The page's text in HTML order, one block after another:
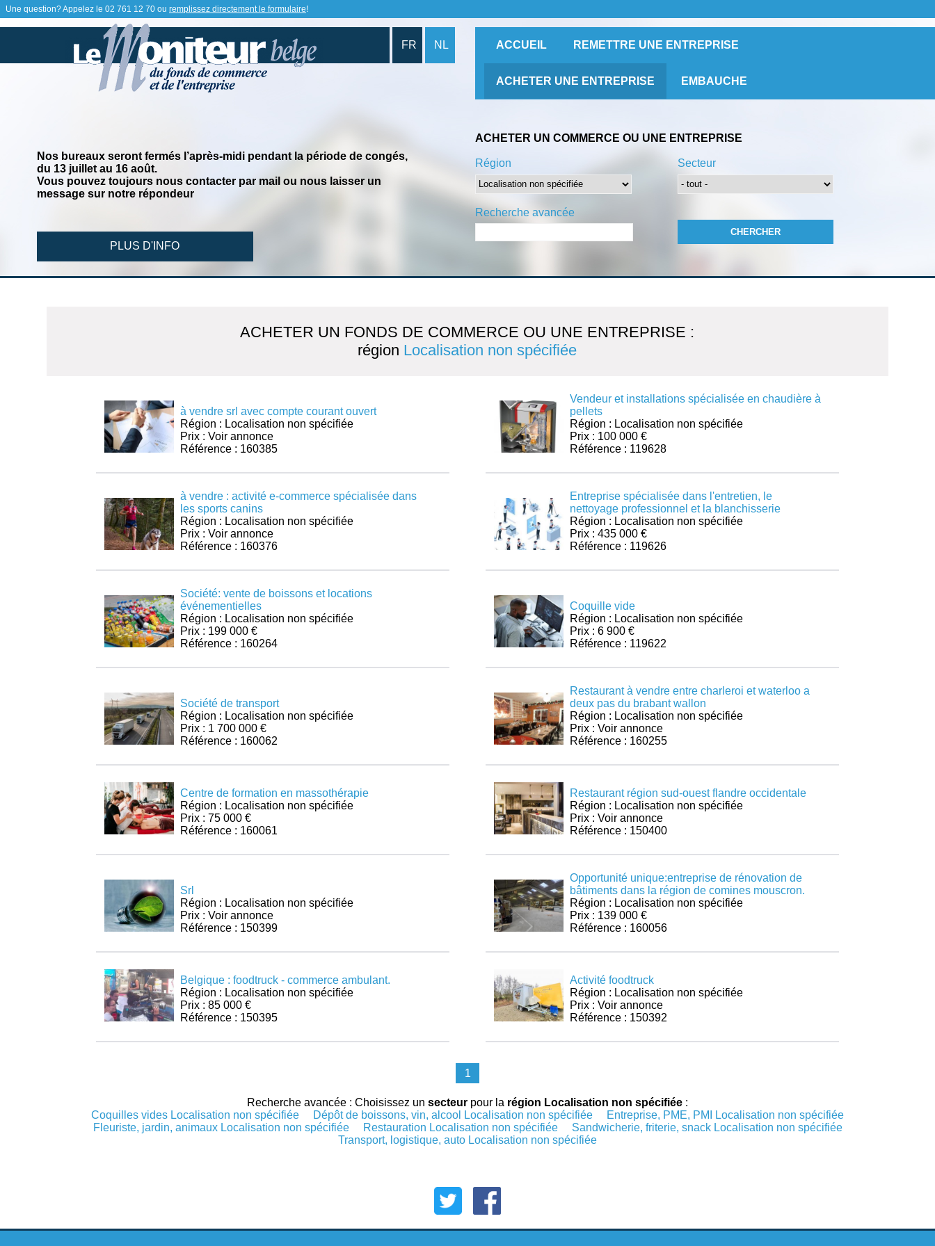
Une question? Appelez le 02 761 12 70 ou remplissez directement le formulaire!
FR NL ACCUEIL REMETTRE UNE ENTREPRISE
ACHETER UNE ENTREPRISE EMBAUCHE
Nos bureaux seront fermés l’après-midi pendant la période de congés,
du 13 juillet au 16 août.
Vous pouvez toujours nous contacter par mail ou nous laisser un
message sur notre répondeur
PLUS D'INFO
ACHETER UN COMMERCE OU UNE ENTREPRISE
Région
Recherche avancée
Secteur
ACHETER UN FONDS DE COMMERCE OU UNE ENTREPRISE :
région Localisation non spécifiée
à vendre srl avec compte courant ouvert
Région : Localisation non spécifiée
Prix : Voir annonce
Référence : 160385
Vendeur et installations spécialisée en chaudière à
pellets
Région : Localisation non spécifiée
Prix : 100 000 €
Référence : 119628
à vendre : activité e-commerce spécialisée dans
les sports canins
Région : Localisation non spécifiée
Prix : Voir annonce
Référence : 160376
Entreprise spécialisée dans l'entretien, le
nettoyage professionnel et la blanchisserie
Région : Localisation non spécifiée
Prix : 435 000 €
Référence : 119626
Société: vente de boissons et locations
événementielles
Région : Localisation non spécifiée
Prix : 199 000 €
Référence : 160264
Coquille vide
Région : Localisation non spécifiée
Prix : 6 900 €
Référence : 119622
Société de transport
Région : Localisation non spécifiée
Prix : 1 700 000 €
Référence : 160062
Restaurant à vendre entre charleroi et waterloo a
deux pas du brabant wallon
Région : Localisation non spécifiée
Prix : Voir annonce
Référence : 160255
Centre de formation en massothérapie
Région : Localisation non spécifiée
Prix : 75 000 €
Référence : 160061
Restaurant région sud-ouest flandre occidentale
Région : Localisation non spécifiée
Prix : Voir annonce
Référence : 150400
Srl
Région : Localisation non spécifiée
Prix : Voir annonce
Référence : 150399
Opportunité unique:entreprise de rénovation de
bâtiments dans la région de comines mouscron.
Région : Localisation non spécifiée
Prix : 139 000 €
Référence : 160056
Belgique : foodtruck - commerce ambulant.
Région : Localisation non spécifiée
Prix : 85 000 €
Référence : 150395
Activité foodtruck
Région : Localisation non spécifiée
Prix : Voir annonce
Référence : 150392
1
Recherche avancée : Choisissez un secteur pour la région Localisation non spécifiée :
Coquilles vides Localisation non spécifiée
Dépôt de boissons, vin, alcool Localisation non spécifiée
Entreprise, PME, PMI Localisation non spécifiée
Fleuriste, jardin, animaux Localisation non spécifiée
Restauration Localisation non spécifiée
Sandwicherie, friterie, snack Localisation non spécifiée
Transport, logistique, auto Localisation non spécifiée